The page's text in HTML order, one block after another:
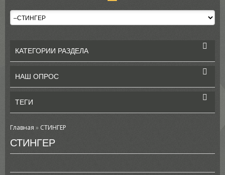
КАТЕГОРИИ РАЗДЕЛА
НАШ ОПРОС
ТЕГИ
Главная » СТИНГЕР
СТИНГЕР